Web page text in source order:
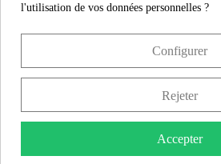
"
SCHÜTTE
Matériau
l'utilisation de vos données personnelles ?
Configurer
Rejeter
Accepter